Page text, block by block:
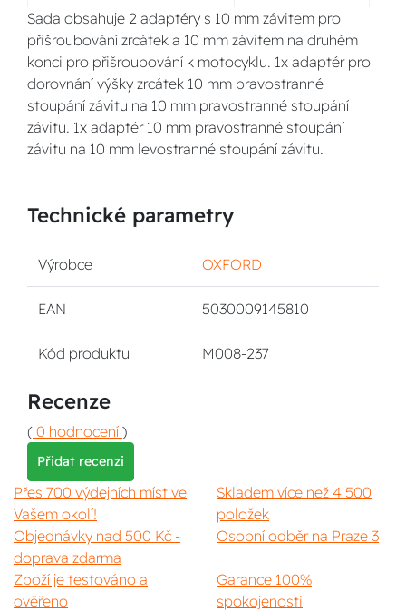
Sada obsahuje 2 adaptéry s 10 mm závitem pro
přišroubování zrcátek a 10 mm závitem na druhém
konci pro přišroubování k motocyklu. 1x adaptér pro
dorovnání výšky zrcátek 10 mm pravostranné
stoupání závitu na 10 mm pravostranné stoupání
závitu. 1x adaptér 10 mm pravostranné stoupání
závitu na 10 mm levostranné stoupání závitu.
Technické parametry
Výrobce OXFORD
EAN 5030009145810
Kód produktu M008-237
Recenze
( 0 hodnocení )
Přidat recenzi
Přes 700 výdejních míst ve
Vašem okolí!
Skladem více než 4 500
položek
Objednávky nad 500 Kč -
doprava zdarma
Osobní odběr na Praze 3
Zboží je testováno a
ověřeno
Garance 100%
spokojenosti